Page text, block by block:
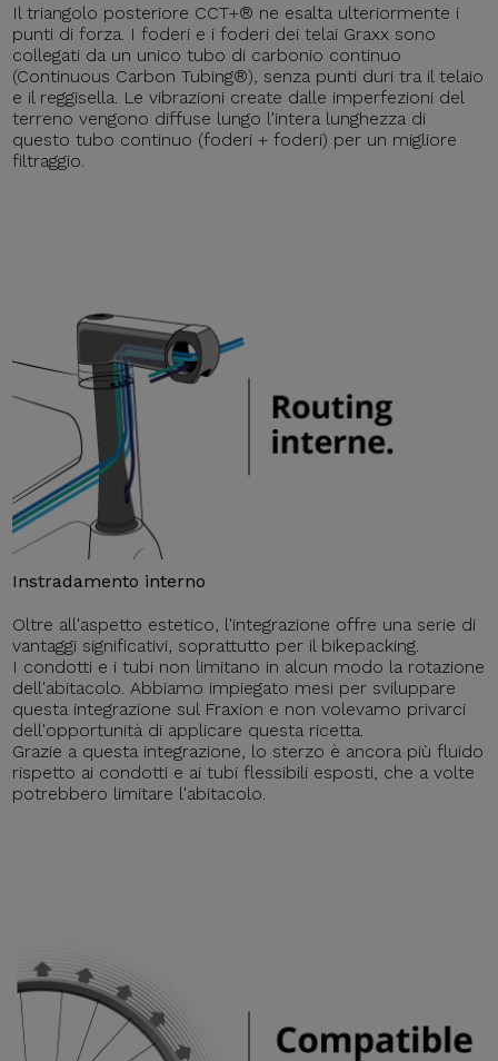
Il triangolo posteriore CCT+® ne esalta ulteriormente i
punti di forza. I foderi e i foderi dei telai Graxx sono
collegati da un unico tubo di carbonio continuo
(Continuous Carbon Tubing®), senza punti duri tra il telaio
e il reggisella. Le vibrazioni create dalle imperfezioni del
terreno vengono diffuse lungo l'intera lunghezza di
questo tubo continuo (foderi + foderi) per un migliore
filtraggio.
Instradamento interno
Oltre all'aspetto estetico, l'integrazione offre una serie di
vantaggi significativi, soprattutto per il bikepacking.
I condotti e i tubi non limitano in alcun modo la rotazione
dell'abitacolo. Abbiamo impiegato mesi per sviluppare
questa integrazione sul Fraxion e non volevamo privarci
dell'opportunità di applicare questa ricetta.
Grazie a questa integrazione, lo sterzo è ancora più fluido
rispetto ai condotti e ai tubi flessibili esposti, che a volte
potrebbero limitare l'abitacolo.